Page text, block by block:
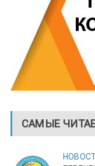
САМЫЕ